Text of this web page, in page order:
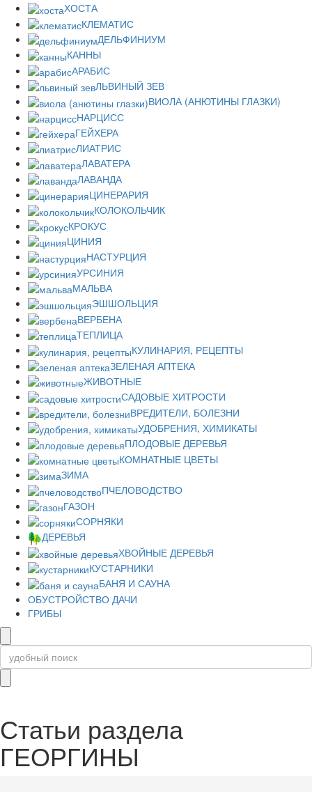
ХОСТА
КЛЕМАТИС
ДЕЛЬФИНИУМ
КАННЫ
АРАБИС
ЛЬВИНЫЙ ЗЕВ
ВИОЛА (АНЮТИНЫ ГЛАЗКИ)
НАРЦИСС
ГЕЙХЕРА
ЛИАТРИС
ЛАВАТЕРА
ЛАВАНДА
ЦИНЕРАРИЯ
КОЛОКОЛЬЧИК
КРОКУС
ЦИНИЯ
НАСТУРЦИЯ
УРСИНИЯ
МАЛЬВА
ЭШШОЛЬЦИЯ
ВЕРБЕНА
ТЕПЛИЦА
КУЛИНАРИЯ, РЕЦЕПТЫ
ЗЕЛЕНАЯ АПТЕКА
ЖИВОТНЫЕ
САДОВЫЕ ХИТРОСТИ
ВРЕДИТЕЛИ, БОЛЕЗНИ
УДОБРЕНИЯ, ХИМИКАТЫ
ПЛОДОВЫЕ ДЕРЕВЬЯ
КОМНАТНЫЕ ЦВЕТЫ
ЗИМА
ПЧЕЛОВОДСТВО
ГАЗОН
СОРНЯКИ
ДЕРЕВЬЯ
ХВОЙНЫЕ ДЕРЕВЬЯ
КУСТАРНИКИ
БАНЯ И САУНА
ОБУСТРОЙСТВО ДАЧИ
ГРИБЫ
Статьи раздела
ГЕОРГИНЫ